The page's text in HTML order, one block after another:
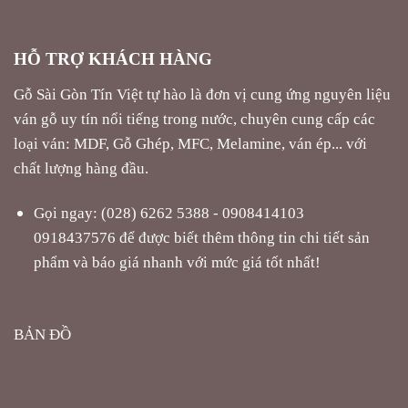
HỖ TRỢ KHÁCH HÀNG
Gỗ Sài Gòn Tín Việt tự hào là đơn vị cung ứng nguyên liệu
ván gỗ uy tín nổi tiếng trong nước, chuyên cung cấp các
loại ván: MDF, Gỗ Ghép, MFC, Melamine, ván ép... với
chất lượng hàng đầu.
Gọi ngay: (028) 6262 5388 - 0908414103
0918437576 để được biết thêm thông tin chi tiết sản
phẩm và báo giá nhanh với mức giá tốt nhất!
BẢN ĐỒ